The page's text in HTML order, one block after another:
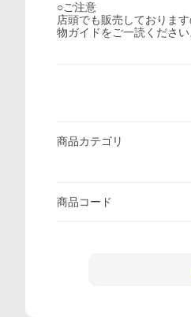
○ご注意
店頭でも販売しておりま
物ガイドをご一読ください
商品カテゴリ
商品コード